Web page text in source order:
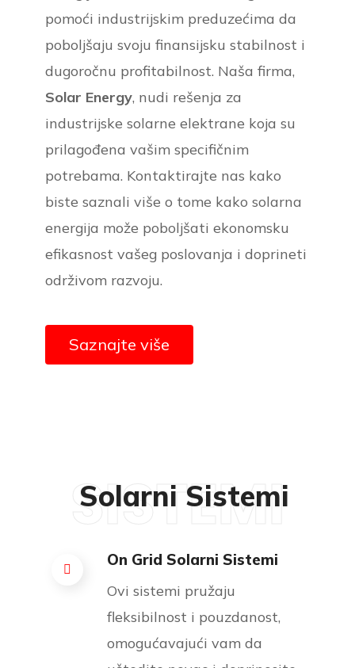
pomoći industrijskim preduzećima da
poboljšaju svoju finansijsku stabilnost i
dugoročnu profitabilnost. Naša firma,
Solar Energy, nudi rešenja za
industrijske solarne elektrane koja su
prilagođena vašim specifičnim
potrebama. Kontaktirajte nas kako
biste saznali više o tome kako solarna
energija može poboljšati ekonomsku
efikasnost vašeg poslovanja i doprineti
održivom razvoju.
Saznajte više
Solarni Sistemi
SISTEMI
On Grid Solarni Sistemi
Ovi sistemi pružaju
fleksibilnost i pouzdanost,
omogućavajući vam da